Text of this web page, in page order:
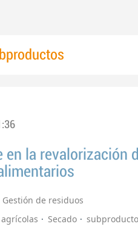
en la revalorización
Gestión de residuos
Secado